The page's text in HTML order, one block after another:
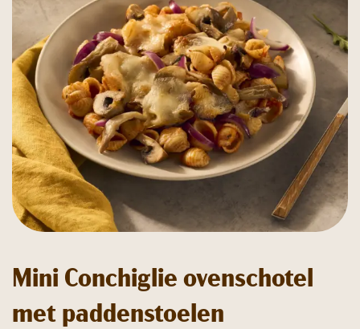
Mini Conchiglie ovenschotel
met paddenstoelen